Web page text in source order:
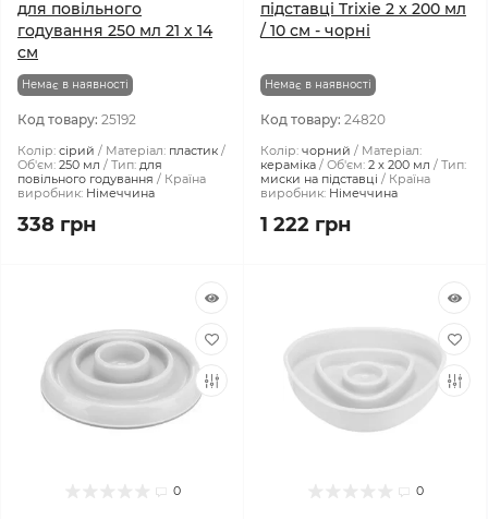
для повільного
годування 250 мл 21 х 14
см
Немає в наявності
Код товару: 25192
Колір: сірий Матеріал: пластик
Об'єм: 250 мл Тип: для
повільного годування
Країна
виробник: Німеччина
338 грн
підставці Trixie 2 x 200 мл
/ 10 см - чорні
Немає в наявності
Код товару: 24820
Колір: чорний
Матеріал:
кераміка
Об'єм: 2 x 200 мл
Тип:
миски на підставці
Країна
виробник: Німеччина
1 222 грн
0 0